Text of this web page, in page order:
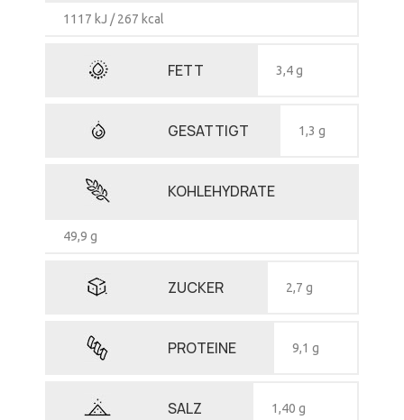
1117 kJ / 267 kcal
FETT 3,4 g
GESATTIGT 1,3 g
KOHLEHYDRATE
49,9 g
ZUCKER 2,7 g
PROTEINE 9,1 g
SALZ 1,40 g